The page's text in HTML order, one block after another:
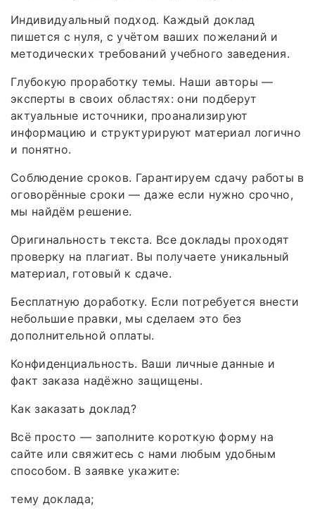
Индивидуальный подход. Каждый доклад
пишется с нуля, с учётом ваших пожеланий и
методических требований учебного заведения.
Глубокую проработку темы. Наши авторы —
эксперты в своих областях: они подберут
актуальные источники, проанализируют
информацию и структурируют материал логично
и понятно.
Соблюдение сроков. Гарантируем сдачу работы в
оговорённые сроки — даже если нужно срочно,
мы найдём решение.
Оригинальность текста. Все доклады проходят
проверку на плагиат. Вы получаете уникальный
материал, готовый к сдаче.
Бесплатную доработку. Если потребуется внести
небольшие правки, мы сделаем это без
дополнительной оплаты.
Конфиденциальность. Ваши личные данные и
факт заказа надёжно защищены.
Как заказать доклад?
Всё просто — заполните короткую форму на
сайте или свяжитесь с нами любым удобным
способом. В заявке укажите:
тему доклада;